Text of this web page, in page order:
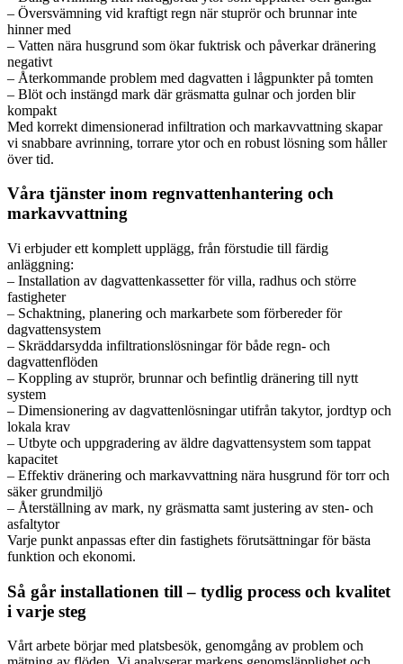
– Översvämning vid kraftigt regn när stuprör och brunnar inte
hinner med
– Vatten nära husgrund som ökar fuktrisk och påverkar dränering
negativt
– Återkommande problem med dagvatten i lågpunkter på tomten
– Blöt och instängd mark där gräsmatta gulnar och jorden blir
kompakt
Med korrekt dimensionerad infiltration och markavvattning skapar
vi snabbare avrinning, torrare ytor och en robust lösning som håller
över tid.
Våra tjänster inom regnvattenhantering och
markavvattning
Vi erbjuder ett komplett upplägg, från förstudie till färdig
anläggning:
– Installation av dagvattenkassetter för villa, radhus och större
fastigheter
– Schaktning, planering och markarbete som förbereder för
dagvattensystem
– Skräddarsydda infiltrationslösningar för både regn- och
dagvattenflöden
– Koppling av stuprör, brunnar och befintlig dränering till nytt
system
– Dimensionering av dagvattenlösningar utifrån takytor, jordtyp och
lokala krav
– Utbyte och uppgradering av äldre dagvattensystem som tappat
kapacitet
– Effektiv dränering och markavvattning nära husgrund för torr och
säker grundmiljö
– Återställning av mark, ny gräsmatta samt justering av sten- och
asfaltytor
Varje punkt anpassas efter din fastighets förutsättningar för bästa
funktion och ekonomi.
Så går installationen till – tydlig process och kvalitet
i varje steg
Vårt arbete börjar med platsbesök, genomgång av problem och